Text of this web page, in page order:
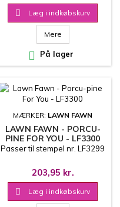
 Læg i indkøbskurv
Mere
 På lager
MÆRKER: LAWN FAWN
LAWN FAWN - PORCU-
PINE FOR YOU - LF3300
Passer til stempel nr. LF3299
203,95 kr.
 Læg i indkøbskurv